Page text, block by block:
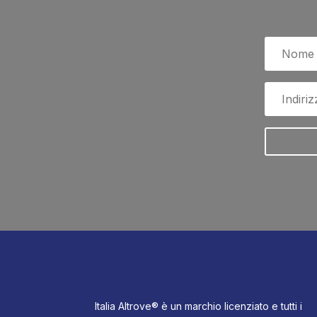
Italia Altrove® è un marchio licenziato e tutti i